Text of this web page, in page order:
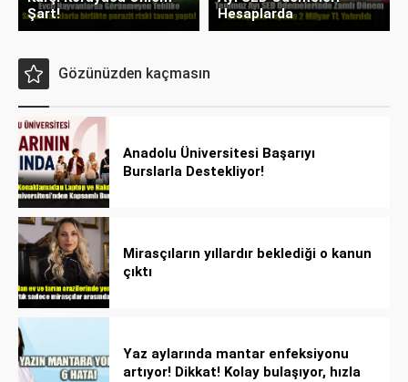
Şart!
Hesaplarda
Gözünüzden kaçmasın
Anadolu Üniversitesi Başarıyı
Burslarla Destekliyor!
Mirasçıların yıllardır beklediği o kanun
çıktı
Yaz aylarında mantar enfeksiyonu
artıyor! Dikkat! Kolay bulaşıyor, hızla